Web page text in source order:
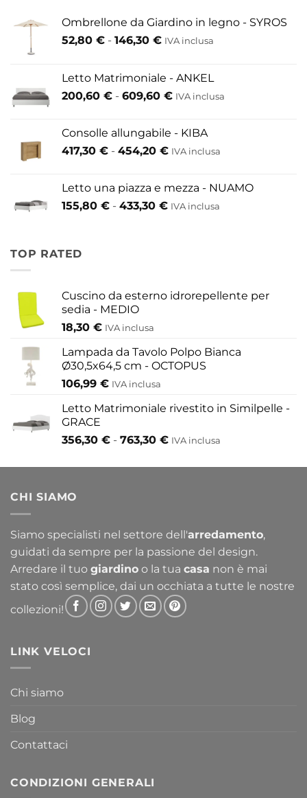
Ombrellone da Giardino in legno - SYROS
52,80 € - 146,30 €Fascia
da
52,80 €
146,30 €
IVA inclusa
Letto Matrimoniale - ANKEL
200,60 € - 609,60 €Fascia
da
200,60 €
609,60 €
IVA inclusa
Consolle allungabile - KIBA
417,30 € - 454,20 €Fascia
da
417,30 €
IVA inclusa
Letto una piazza e mezza - NUAMO
155,80 € - 433,30 €Fascia
433,30 €
IVA inclusa
TOP RATED
Cuscino da esterno idrorepellente per
sedia - MEDIO
18,30 € IVA inclusa
Lampada da Tavolo Polpo Bianca
Ø30,5x64,5 cm - OCTOPUS
106,99 € IVA inclusa
Letto Matrimoniale rivestito in Similpelle -
GRACE
356,30 € - 763,30 €Fascia
prezzo:
IVA inclusa
CHI SIAMO
Siamo specialisti nel settore dell'arredamento,
guidati da sempre per la passione del design.
Arredare il tuo giardino o la tua casa non è mai
stato così semplice, dai un occhiata a tutte le nostre
collezioni!
LINK VELOCI
Chi siamo
Blog
Contattaci
CONDIZIONI GENERALI